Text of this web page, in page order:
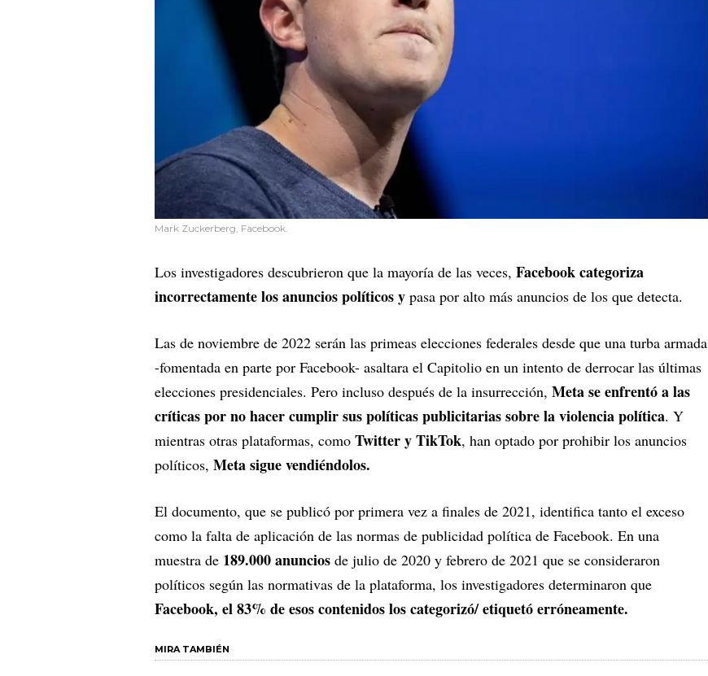
Mark Zuckerberg, Facebook.
Los investigadores descubrieron que la mayoría de las veces, Facebook categoriza
incorrectamente los anuncios políticos y pasa por alto más anuncios de los que detecta.
Las de noviembre de 2022 serán las primeas elecciones federales desde que una turba armada
-fomentada en parte por Facebook- asaltara el Capitolio en un intento de derrocar las últimas
elecciones presidenciales. Pero incluso después de la insurrección, Meta se enfrentó a las
críticas por no hacer cumplir sus políticas publicitarias sobre la violencia política. Y
mientras otras plataformas, como Twitter y TikTok, han optado por prohibir los anuncios
políticos, Meta sigue vendiéndolos.
El documento, que se publicó por primera vez a finales de 2021, identifica tanto el exceso
como la falta de aplicación de las normas de publicidad política de Facebook. En una
muestra de 189.000 anuncios de julio de 2020 y febrero de 2021 que se consideraron
políticos según las normativas de la plataforma, los investigadores determinaron que
Facebook, el83% de esos contenidos los categorizó/ etiquetó erróneamente.
MIRA TAMBIÉN